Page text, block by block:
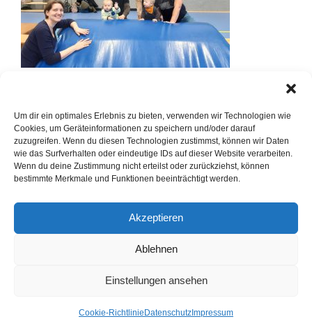
Um dir ein optimales Erlebnis zu bieten, verwenden wir Technologien wie
Cookies, um Geräteinformationen zu speichern und/oder darauf
zuzugreifen. Wenn du diesen Technologien zustimmst, können wir Daten
wie das Surfverhalten oder eindeutige IDs auf dieser Website verarbeiten.
Wenn du deine Zustimmung nicht erteilst oder zurückziehst, können
bestimmte Merkmale und Funktionen beeinträchtigt werden.
Akzeptieren
Ablehnen
Einstellungen ansehen
Cookie-RichtlinieDatenschutzImpressum